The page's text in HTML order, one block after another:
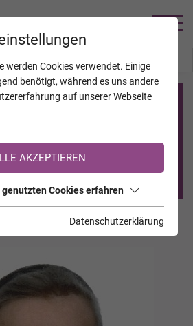
auf TrauerHilfe.it
auf TrauerHilfe.it registriert?
Registrierung <<
werden Cookies verwendet. Einige
benötigt, während es uns andere
auf unserer Webseite
AKZEPTIEREN
Cookies erfahren
Datenschutzerklärung
KALENDER VERSTORBENE